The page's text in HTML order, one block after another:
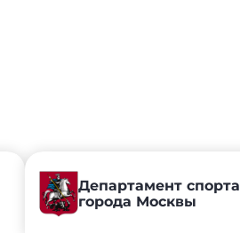
Департамент спорта
города Москвы